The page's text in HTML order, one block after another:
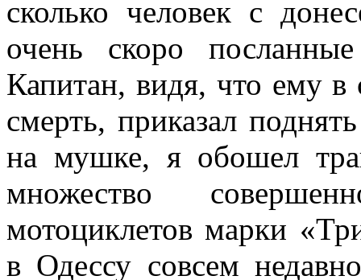
сколько человек с
очень скоро
Капитан, видя, что ему в
смерть, приказал
на мушке, я обошел
множество
мотоциклетов марки
в Одессу совсем